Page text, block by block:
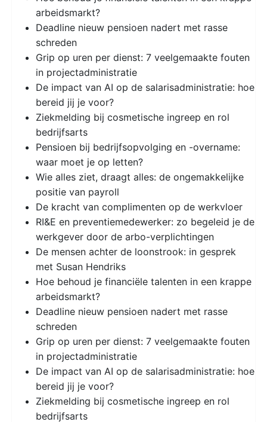
arbeidsmarkt?
Deadline nieuw pensioen nadert met rasse
schreden
Grip op uren per dienst: 7 veelgemaakte fouten
in projectadministratie
De impact van AI op de salarisadministratie: hoe
bereid jij je voor?
Ziekmelding bij cosmetische ingreep en rol
bedrijfsarts
Pensioen bij bedrijfsopvolging en -overname:
waar moet je op letten?
Wie alles ziet, draagt alles: de ongemakkelijke
positie van payroll
De kracht van complimenten op de werkvloer
RI&E en preventiemedewerker: zo begeleid je de
werkgever door de arbo-verplichtingen
De mensen achter de loonstrook: in gesprek
met Susan Hendriks
Hoe behoud je financiële talenten in een krappe
arbeidsmarkt?
Deadline nieuw pensioen nadert met rasse
schreden
Grip op uren per dienst: 7 veelgemaakte fouten
in projectadministratie
De impact van AI op de salarisadministratie: hoe
bereid jij je voor?
Ziekmelding bij cosmetische ingreep en rol
bedrijfsarts